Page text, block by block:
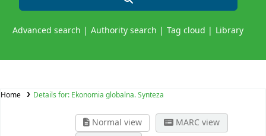
Advanced search Authority search Tag cloud Library
Home Details for: Ekonomia globalna. Synteza
Normal view
MARC view